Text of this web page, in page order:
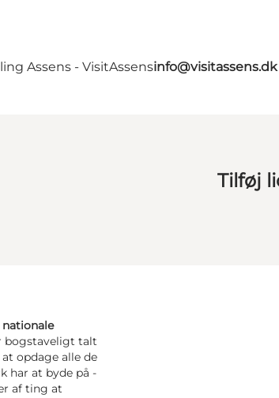
Assens - VisitAssensinfo@visitassens.dk
Tilføj
bogstaveligt talt
opdage alle de
har at byde på -
af ting at